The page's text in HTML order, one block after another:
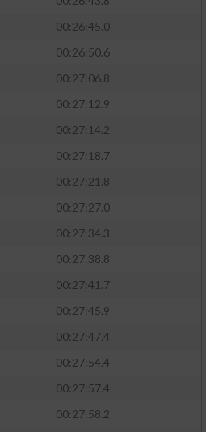
00:26:45.0
00:26:50.6
00:27:06.8
00:27:12.9
00:27:14.2
00:27:18.7
00:27:21.8
00:27:27.0
00:27:34.3
00:27:38.8
00:27:41.7
00:27:45.9
00:27:47.4
00:27:54.4
00:27:57.4
00:27:58.2